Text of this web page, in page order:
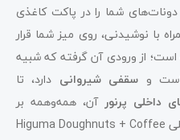
شما را در پاکت کاغذی
با نوشیدنی، روی میز شما قرار
از ورودی آن گرفته که شبیه
و سقفی شیروانی دارد، تا
داخلی پرنور آن، همه‌وهمه بر
جذابیت آن افزوده است. فضای داخلی Higuma Doughnuts + Coffee